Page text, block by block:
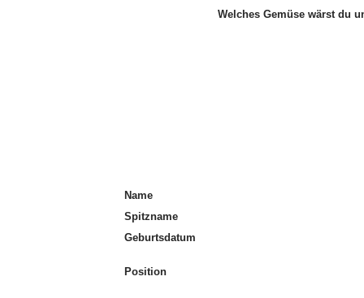
Welches Gemüse wärst du
Name
Spitzname
Geburtsdatum
Position